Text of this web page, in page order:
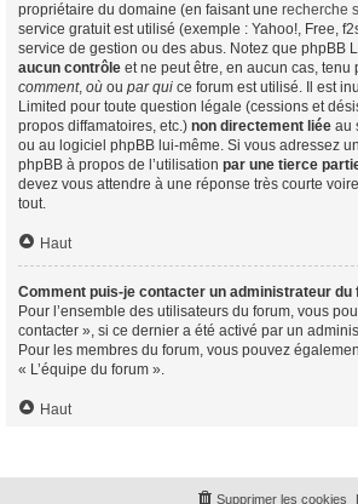
propriétaire du domaine (en faisant une recherche
service gratuit est utilisé (exemple : Yahoo!, Free,
service de gestion ou des abus. Notez que phpBB
aucun contrôle et ne peut être, en aucun cas, tenu
comment, où ou par qui ce forum est utilisé. Il est
Limited pour toute question légale (cessions et
propos diffamatoires, etc.) non directement liée au
ou au logiciel phpBB lui-même. Si vous adressez
phpBB à propos de l’utilisation par une tierce
devez vous attendre à une réponse très courte
tout.
Haut
Comment puis-je contacter un administrateur du
Pour l’ensemble des utilisateurs du forum, vous
contacter », si ce dernier a été activé par un
Pour les membres du forum, vous pouvez
« L’équipe du forum ».
Haut
Supprimer les cookies